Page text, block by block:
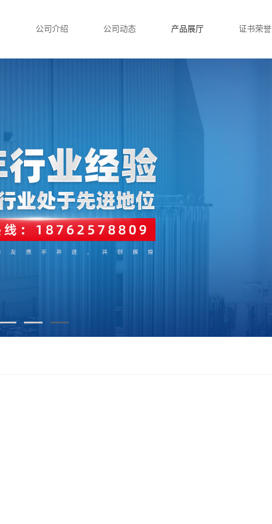
公司介绍 公司动态 产品展厅 证书荣誉